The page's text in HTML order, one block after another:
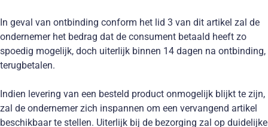
In geval van ontbinding conform het lid 3 van dit artikel zal de
ondernemer het bedrag dat de consument betaald heeft zo
spoedig mogelijk, doch uiterlijk binnen 14 dagen na ontbinding,
terugbetalen.
Indien levering van een besteld product onmogelijk blijkt te zijn,
zal de ondernemer zich inspannen om een vervangend artikel
beschikbaar te stellen. Uiterlijk bij de bezorging zal op duidelijke